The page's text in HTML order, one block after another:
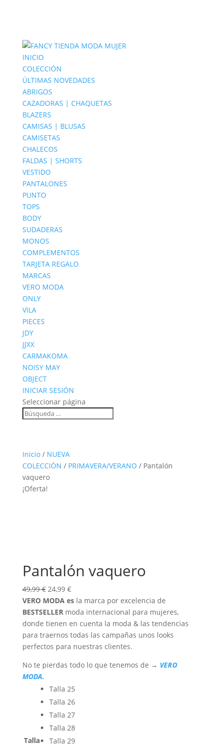
INICIO
COLECCIÓN
ÚLTIMAS NOVEDADES
ABRIGOS
CAZADORAS | CHAQUETAS
BLAZERS
CAMISAS | BLUSAS
CAMISETAS
CHALECOS
FALDAS | SHORTS
VESTIDO
PANTALONES
PUNTO
TOPS
BODY
SUDADERAS
MONOS
COMPLEMENTOS
TARJETA REGALO
MARCAS
VERO MODA
ONLY
VILA
PIECES
JDY
JJXX
CARMAKOMA
NOISY MAY
OBJECT
INICIAR SESIÓN
Seleccionar página
Inicio/ NUEVA
COLECCIÓN / PRIMAVERA/VERANO / Pantalón
vaquero
¡Oferta!
Pantalón vaquero
49,99€ El
precio
original
era:
49,99 €.
24,99 €El
precio
actual
es:
24,99 €.
VERO MODA esla marca por excelencia de
BESTSELLERmoda internacional para mujeres,
donde tienen en cuenta la moda & las tendencias
para traernos todas las campañas unos looks
perfectos para nuestras clientes.
No te pierdas todo lo que tenemos de → VERO
MODA.
Talla
Talla 25
Talla 26
Talla 27
Talla 28
Talla 29